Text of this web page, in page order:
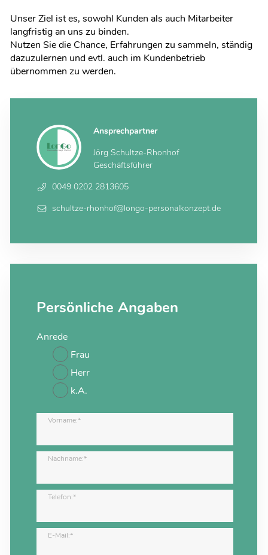
Ansprechpartner
Jörg Schultze-Rhonhof
Geschäftsführer
0049 0202 2813605
schultze-rhonhof@longo-personalkonzept.de
Persönliche Angaben
Anrede
Frau
Herr
k.A.
Vorname:*
Nachname:*
Telefon:*
E-Mail:*
Unser Ziel ist es, sowohl Kunden als auch Mitarbeiter
langfristig an uns zu binden.
Nutzen Sie die Chance, Erfahrungen zu sammeln, ständig
dazuzulernen und evtl. auch im Kundenbetrieb
übernommen zu werden.